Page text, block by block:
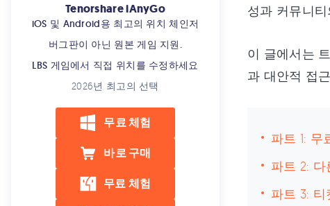
Tenorshare iAnyGo
iOS 및 Android용 최고의 위치 체인저
버그판이 아닌 원본 게임 지원.
LBS 게임에서 직접 위치를 수정하세요
2026년 최고의 선택
무료 체험
바로 구매
무료 체험
성과 커뮤니
이 글에서는
과 대안적 접
파트 1:
파트 2:
파트 3: